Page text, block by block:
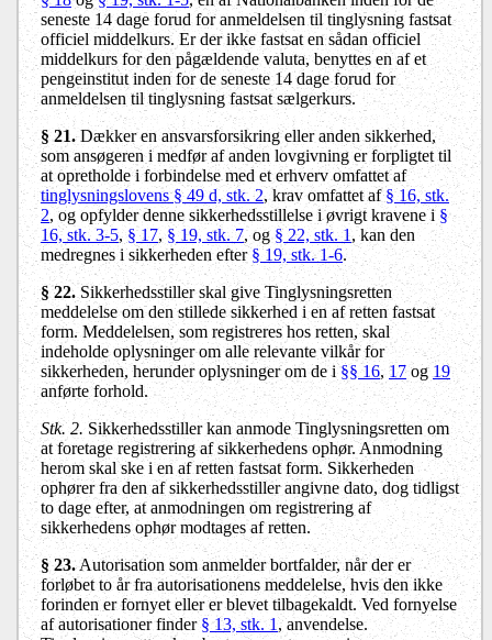
seneste 14 dage forud for anmeldelsen til tinglysning fastsat
officiel middelkurs. Er der ikke fastsat en sådan officiel
middelkurs for den pågældende valuta, benyttes en af et
pengeinstitut inden for de seneste 14 dage forud for
anmeldelsen til tinglysning fastsat sælgerkurs.
§ 21.Dækker en ansvarsforsikring eller anden sikkerhed,
som ansøgeren i medfør af anden lovgivning er forpligtet til
at opretholde i forbindelse med et erhverv omfattet af
tinglysningslovens § 49 d, stk. 2, krav omfattet af§ 16, stk.
2, og opfylder denne sikkerhedsstillelse i øvrigt kravene i §
16, stk. 3-5, § 17,§ 19, stk. 7, og § 22, stk. 1, kan den
medregnes i sikkerheden efter§ 19, stk. 1-6.
§ 22. Sikkerhedsstiller skal give Tinglysningsretten
meddelelse om den stillede sikkerhed i en af retten fastsat
form. Meddelelsen, som registreres hos retten, skal
indeholde oplysninger om alle relevante vilkår for
sikkerheden, herunder oplysninger om de i§§ 16, 17 og 19
anførte forhold.
Stk. 2. Sikkerhedsstiller kan anmode Tinglysningsretten om
at foretage registrering af sikkerhedens ophør. Anmodning
herom skal ske i en af retten fastsat form. Sikkerheden
ophører fra den af sikkerhedsstiller angivne dato, dog tidligst
to dage efter, at anmodningen om registrering af
sikkerhedens ophør modtages af retten.
§ 23.Autorisation som anmelder bortfalder, når der er
forløbet to år fra autorisationens meddelelse, hvis den ikke
forinden er fornyet eller er blevet tilbagekaldt. Ved fornyelse
af autorisationer finder§ 13, stk. 1, anvendelse.